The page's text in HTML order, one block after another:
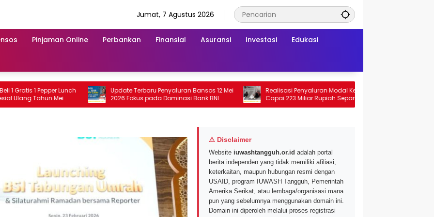
Jumat, 7 Agustus 2026
Pinjaman Online Perbankan Finansial Asuransi Investasi Edukasi
1 Pepper Lunch
Tahun Mei
Update Terbaru Penyaluran Bansos 12 Mei
2026 Fokus pada Dominasi Bank BNI
serta Struk BRI
Realisasi Penyaluran Modal Kerja CNAF
Capai 223 Miliar Rupiah Sepanjang Maret
2026 Ini
⚠ Disclaimer
Website iuwashtangguh.or.id adalah portal
berita independen yang tidak memiliki afiliasi,
keterkaitan, maupun hubungan resmi dengan
USAID, program IUWASH Tangguh, Pemerintah
Amerika Serikat, atau lembaga/organisasi mana
pun yang sebelumnya menggunakan domain ini.
Domain ini diperoleh melalui proses registrasi